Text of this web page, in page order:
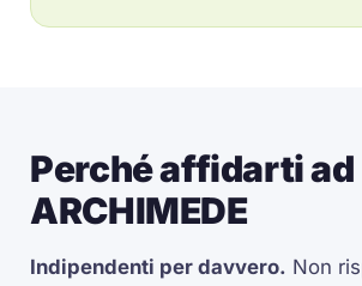
Perché affidarti ad
ARCHIMEDE
Indipendenti per davvero. Non